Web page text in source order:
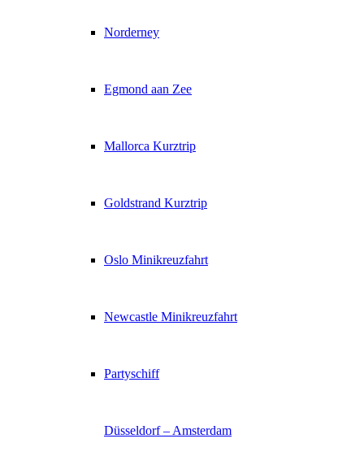
Norderney
Egmond aan Zee
Mallorca Kurztrip
Goldstrand Kurztrip
Oslo Minikreuzfahrt
Newcastle Minikreuzfahrt
Partyschiff
Düsseldorf – Amsterdam